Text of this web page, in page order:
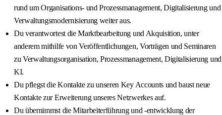
rund um Organisations- und Prozessmanagement, Digitalisierung und
Verwaltungsmodernisierung weiter aus.
Du verantwortest die Marktbearbeitung und Akquisition, unter
anderem mithilfe von Veröffentlichungen, Vorträgen und Seminaren
zu Verwaltungsorganisation, Prozessmanagement, Digitalisierung und
KI.
Du pflegst die Kontakte zu unseren Key Accounts und baust neue
Kontakte zur Erweiterung unseres Netzwerkes auf.
Du übernimmst die Mitarbeiterführung und -entwicklung der